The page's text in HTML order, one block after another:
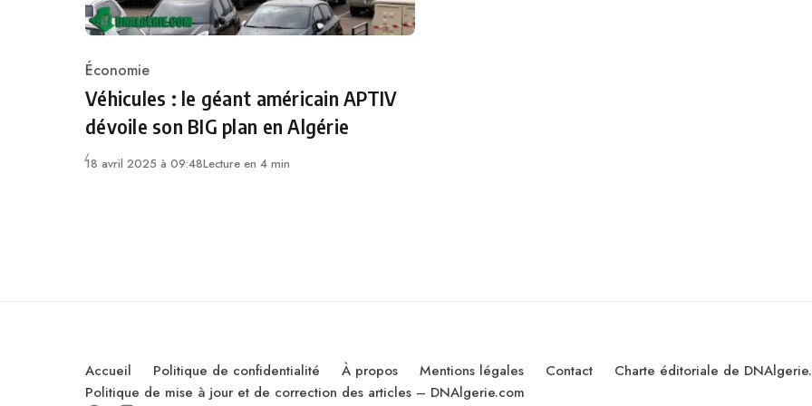
Category
Économie
Véhicules : le géant américain APTIV
dévoile son BIG plan en Algérie
18 avril 2025 à 09:48Lecture en 4 min
Accueil Politique de confidentialité À propos Mentions légales Contact
Charte éditoriale de
Politique de mise à jour et de correction des articles – DNAlgerie.com